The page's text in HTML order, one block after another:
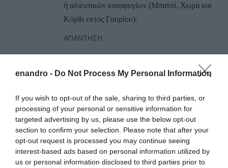
enandro - Do Not Process My Personal Information
If you wish to opt-out of the sale, sharing to third parties, or
processing of your personal or sensitive information for
targeted advertising by us, please use the below opt-out
section to confirm your selection. Please note that after your
opt-out request is processed you may continue seeing
interest-based ads based on personal information utilized by
us or personal information disclosed to third parties prior to
ή αλιευτικών καταφυγίων (Μπατσί, Χωρα και
Κόρθι εκτος Γαυρίου).
ΑΠΆΝΤΗΣΗ
Ο/ΗATH
Συμφωνω με το αρθρο σας αλλα μου κανει
εντυπωση πως δεν προκαλειτε Ορκωτους
Λογιστες για ελεγχο των κονδυλιων που
σπαταλουνται;;; Δεκτη καθε καλόπροαιρετη
κριτικη αλλα ως ποτε αφου τα χρηματα του